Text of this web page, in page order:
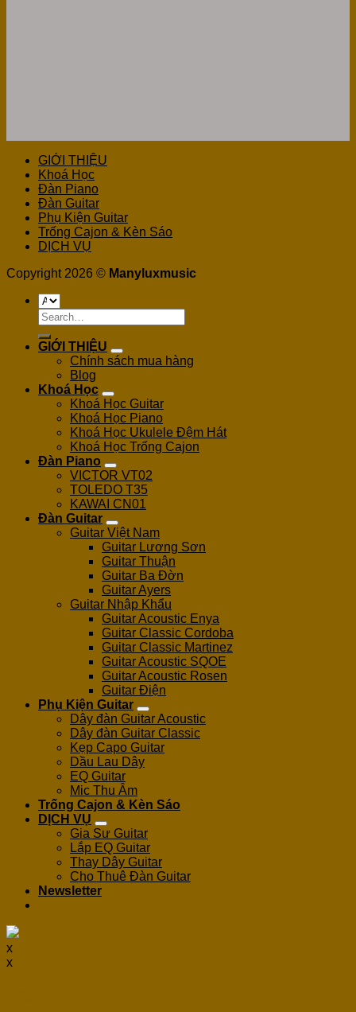
GIỚI THIỆU
Khoá Học
Đàn Piano
Đàn Guitar
Phụ Kiện Guitar
Trống Cajon & Kèn Sáo
DỊCH VỤ
Copyright 2026 © Manyluxmusic
Search
for:
GIỚI THIỆU
Chính sách mua hàng
Blog
Khoá Học
Khoá Học Guitar
Khoá Học Piano
Khoá Học Ukulele Đệm Hát
Khoá Học Trống Cajon
Đàn Piano
VICTOR VT02
TOLEDO T35
KAWAI CN01
Đàn Guitar
Guitar Việt Nam
Guitar Lương Sơn
Guitar Thuận
Guitar Ba Đờn
Guitar Ayers
Guitar Nhập Khẩu
Guitar Acoustic Enya
Guitar Classic Cordoba
Guitar Classic Martinez
Guitar Acoustic SQOE
Guitar Acoustic Rosen
Guitar Điện
Phụ Kiện Guitar
Dây đàn Guitar Acoustic
Dây đàn Guitar Classic
Kẹp Capo Guitar
Dầu Lau Dây
EQ Guitar
Mic Thu Âm
Trống Cajon & Kèn Sáo
DỊCH VỤ
Gia Sư Guitar
Lắp EQ Guitar
Thay Dây Guitar
Cho Thuê Đàn Guitar
Newsletter
x
x